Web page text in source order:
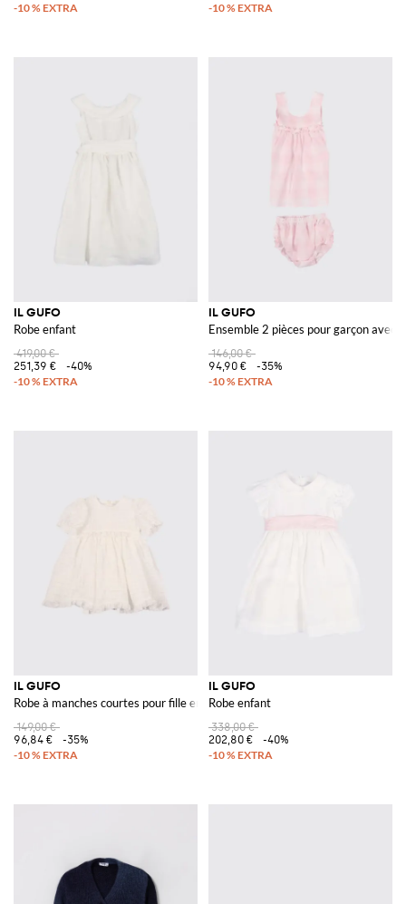
IL GUFO
Robe enfant
419,00 €
251,39 €
-40%
IL GUFO
Ensemble 2 pièces pour garçon avec
146,00 €
94,90 €
-35%
IL GUFO
Robe à manches courtes pour fille en pur coton blanc
149,00 €
96,84 €
-35%
IL GUFO
Robe enfant
338,00 €
202,80 €
-40%